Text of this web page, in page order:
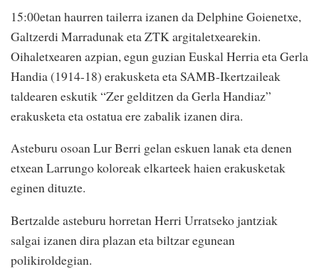
15:00etan haurren tailerra izanen da Delphine Goienetxe,
Galtzerdi Marradunak eta ZTK argitaletxearekin.
Oihaletxearen azpian, egun guzian Euskal Herria eta Gerla
Handia (1914-18) erakusketa eta SAMB-Ikertzaileak
taldearen eskutik “Zer gelditzen da Gerla Handiaz”
erakusketa eta ostatua ere zabalik izanen dira.
Asteburu osoan Lur Berri gelan eskuen lanak eta denen
etxean Larrungo koloreak elkarteek haien erakusketak
eginen dituzte.
Bertzalde asteburu horretan Herri Urratseko jantziak
salgai izanen dira plazan eta biltzar egunean
polikiroldegian.